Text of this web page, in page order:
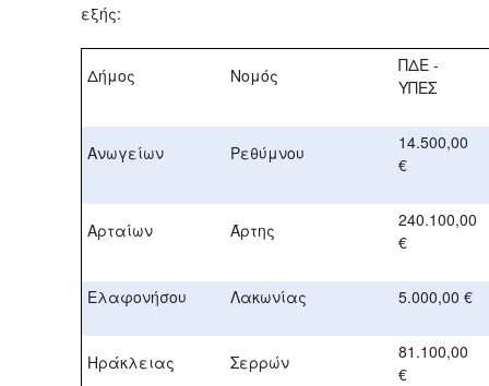
εξής:
Δήμος Νομός
ΠΔΕ -
ΥΠΕΣ
Ανωγείων Ρεθύμνου
14.500,00
€
Αρταίων Άρτης
240.100,00
€
Ελαφονήσου Λακωνίας 5.000,00 €
Ηράκλειας Σερρών
81.100,00
€